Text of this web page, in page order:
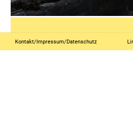
Kontakt/Impressum/Datenschutz